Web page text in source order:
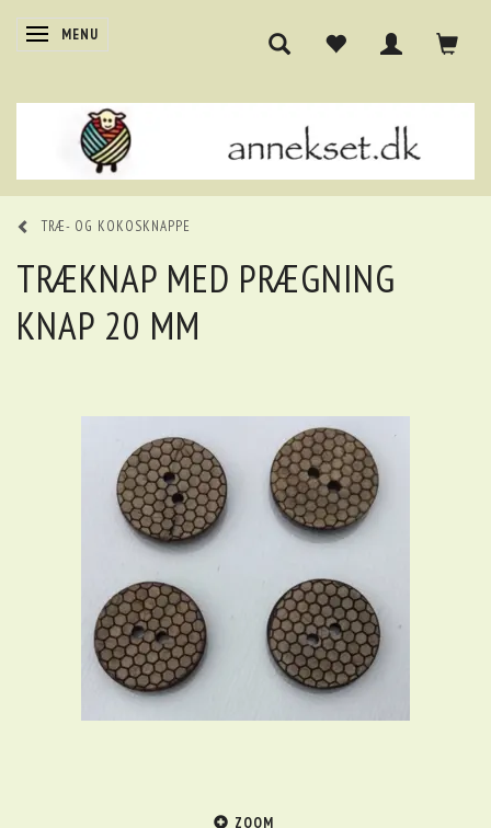
SKIFTE NAVIGATION
MENU
TRÆ- OG KOKOSKNAPPE
TRÆKNAP MED PRÆGNING
KNAP 20 MM
ZOOM